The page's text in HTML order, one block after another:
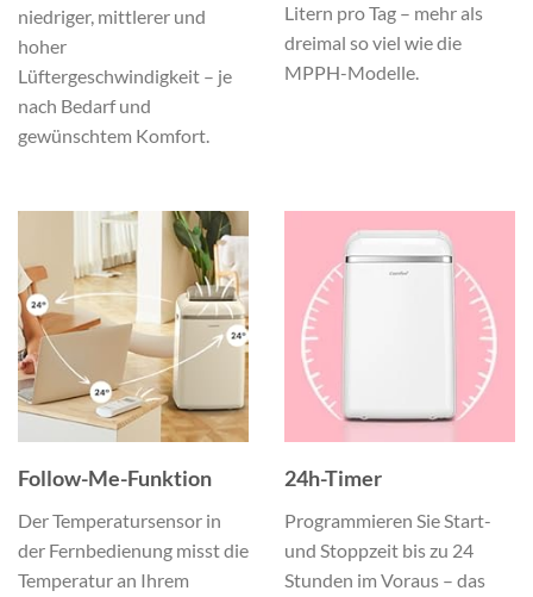
niedriger, mittlerer und
hoher
Lüftergeschwindigkeit – je
nach Bedarf und
gewünschtem Komfort.
Litern pro Tag – mehr als
dreimal so viel wie die
MPPH-Modelle.
Follow-Me-Funktion
Der Temperatursensor in
der Fernbedienung misst die
Temperatur an Ihrem
24h-Timer
Programmieren Sie Start-
und Stoppzeit bis zu 24
Stunden im Voraus – das